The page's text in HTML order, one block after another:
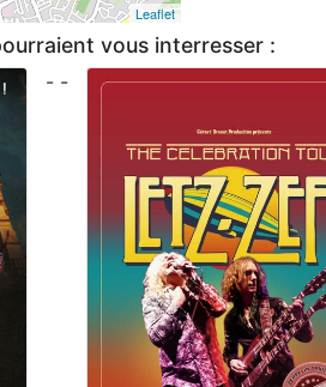
Leaflet
vous interresser :
- -